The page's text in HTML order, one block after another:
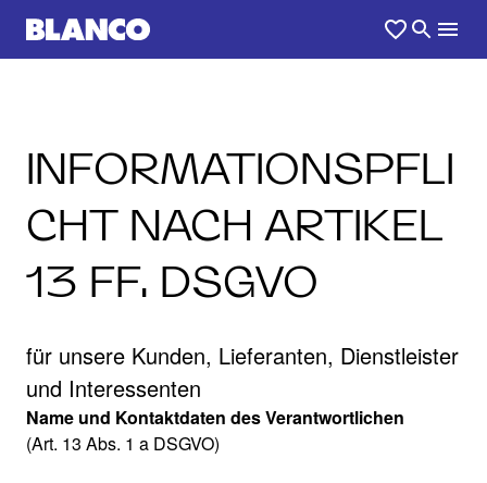
INFORMATIONSPFLI
CHT NACH ARTIKEL
13 FF. DSGVO
für unsere Kunden, Lieferanten, Dienstleister
und Interessenten
Name und Kontaktdaten des Verantwortlichen
(Art. 13 Abs. 1 a DSGVO)